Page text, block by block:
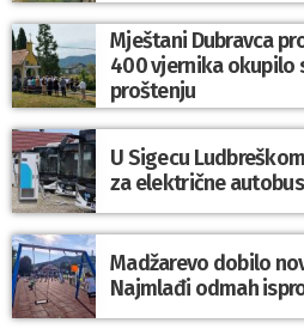
Mještani Dubravca
400 vjernika okupilo
proštenju
U Sigecu
za električne
Madžarevo dobilo
Najmlađi odmah